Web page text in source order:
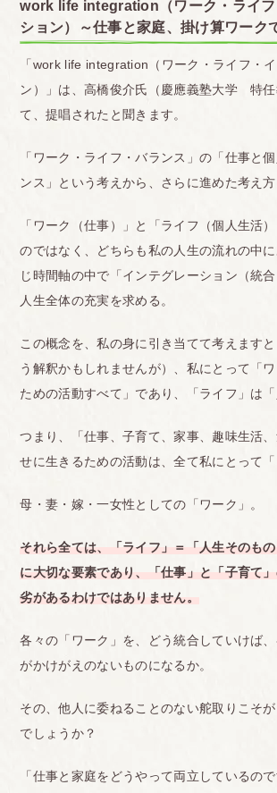
work life integration（ワーク・ライフ
ション）～仕事と家庭、掛け算ワーク
「work life integration（ワーク・ライフ・
ン）」は、高橋俊介氏（慶應義塾大学 特任
て、提唱されたと聞きます。
「ワーク・ライフ・バランス」の「仕事と
ンス」という考えから、さらに進めた考え方
「ワーク（仕事）」と「ライフ（個人生活
のではなく、どちらも私の人生の流れの中
じ時間軸の中で「インテグレーション（統合
人生全体の充実を求める。
この概念を、私の身に引き当てて考えます
う解釈かもしれませんが）、私にとって「
ための活動すべて」であり、「ライフ」は「
つまり、「仕事、子育て、家事、趣味生活
せに生きるための活動は、全て私にとって「
母・妻・嫁・一女性としての「ワーク」。
それら全ては、「ライフ」＝「人生そのも
に大切な要素であり、「仕事」と「子育て
劣があるわけではありません。
各々の「ワーク」を、どう統合していけば、
がかけがえのないものになるか。
その、他人に委ねることのない舵取りこそ
でしょうか？
「仕事と家庭をどうやって両立しているの